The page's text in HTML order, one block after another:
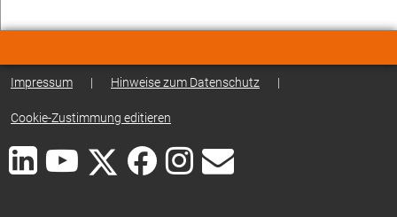
Impressum | Hinweise zum Datenschutz |
Cookie-Zustimmung editieren